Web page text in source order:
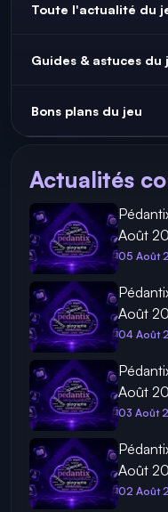
Toute l'actualité du
Guides & astuces du
Bons plans du jeu
Actualités
Août
05 Août
Août
04 Août
Août
03 Août
Août
02 Août